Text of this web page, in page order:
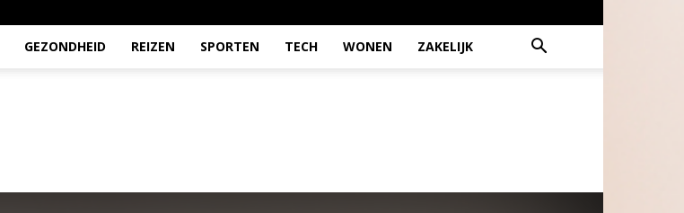
GEZONDHEID REIZEN SPORTEN TECH WONEN ZAKELIJK